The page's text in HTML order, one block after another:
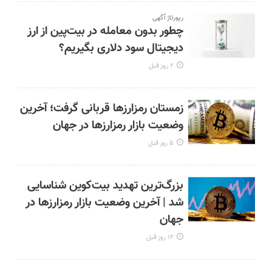
رپورتاژ آگهی
چطور بدون معامله در بیت‌پین از ارز
دیجیتال سود دلاری بگیریم؟
۲ روز قبل
زمستان رمزارزها قربانی گرفت؛ آخرین
وضعیت بازار رمزارزها در جهان
۵ روز قبل
بزرگ‌ترین تهدید بیت‌کوین شناسایی
شد | آخرین وضعیت بازار رمزارزها در
جهان
۱۲ روز قبل